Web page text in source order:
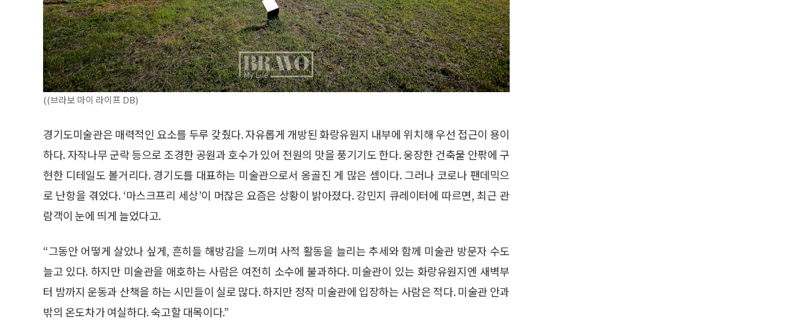
((브라보 마이 라이프 DB)
경기도미술관은 매력적인 요소를 두루 갖췄다. 자유롭게 개방된 화랑유원지 내부에 위치해 우선 접근이 용이
하다. 자작나무 군락 등으로 조경한 공원과 호수가 있어 전원의 맛을 풍기기도 한다. 웅장한 건축물 안팎에 구
현한 디테일도 볼거리다. 경기도를 대표하는 미술관으로서 옹골진 게 많은 셈이다. 그러나 코로나 팬데믹으
로 난항을 겪었다. ‘마스크프리 세상’이 머잖은 요즘은 상황이 밝아졌다. 강민지 큐레이터에 따르면, 최근 관
람객이 눈에 띄게 늘었다고.
“그동안 어떻게 살았나 싶게, 흔히들 해방감을 느끼며 사적 활동을 늘리는 추세와 함께 미술관 방문자 수도
늘고 있다. 하지만 미술관을 애호하는 사람은 여전히 소수에 불과하다. 미술관이 있는 화랑유원지엔 새벽부
터 밤까지 운동과 산책을 하는 시민들이 실로 많다. 하지만 정작 미술관에 입장하는 사람은 적다. 미술관 안과
밖의 온도차가 여실하다. 숙고할 대목이다.”